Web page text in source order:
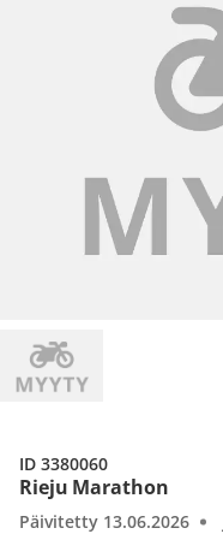
Rieju Marathon
Päivitetty 13.06.2026
ID 3380060